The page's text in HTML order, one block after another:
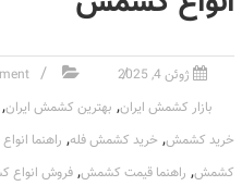
ژوئن 4, 2025
بازار کشمش ایران, بهترین کشمش ایران,
خرید کشمش, خرید کشمش فله, راهنما
کشمش, راهنما قیمت کشمش, فروش